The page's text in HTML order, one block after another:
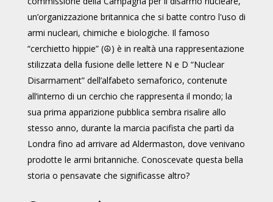
un’organizzazione britannica che si batte contro l'uso di
armi nucleari, chimiche e biologiche. Il famoso
“cerchietto hippie” (☮) è in realtà una rappresentazione
stilizzata della fusione delle lettere N e D “Nuclear
Disarmament” dell’alfabeto semaforico, contenute
all’interno di un cerchio che rappresenta il mondo; la
sua prima apparizione pubblica sembra risalire allo
stesso anno, durante la marcia pacifista che partì da
Londra fino ad arrivare ad Aldermaston, dove venivano
prodotte le armi britanniche. Conoscevate questa bella
storia o pensavate che significasse altro?